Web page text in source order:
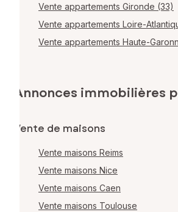
Vente appartements Gironde (33)
Vente appartements Loire-
Vente appartements Haute-
Annonces immobilières
Vente de maisons
Vente maisons Reims
Vente maisons Nice
Vente maisons Caen
Vente maisons Toulouse